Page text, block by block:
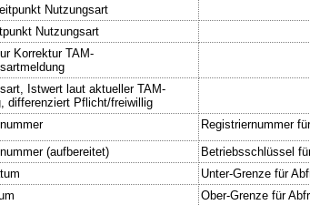
Nutzungsart
Nutzungsart
Korrektur TAM-
Istwert laut aktueller TAM-
differenziert Pflicht/freiwillig
Registriernummer
(aufbereitet)
Betriebsschlüssel
Unter-Grenze für
Ober-Grenze für